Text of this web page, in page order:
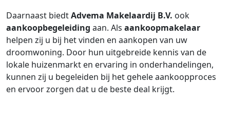
Daarnaast biedtAdvema Makelaardij B.V. ook
aankoopbegeleiding aan. Als aankoopmakelaar
helpen zij u bij het vinden en aankopen van uw
droomwoning. Door hun uitgebreide kennis van de
lokale huizenmarkt en ervaring in onderhandelingen,
kunnen zij u begeleiden bij het gehele aankoopproces
en ervoor zorgen dat u de beste deal krijgt.